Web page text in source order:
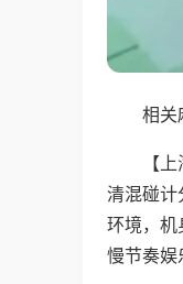
相关
【
清混碰计
环境，机
慢节奏娱